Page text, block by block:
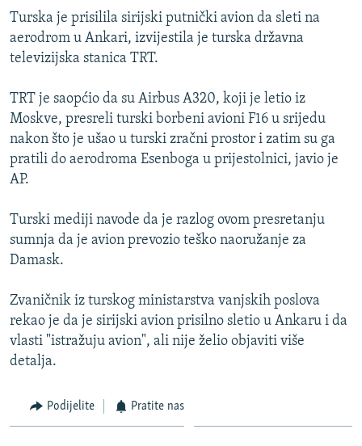
FOTOGALERIJE
INFOGRAFIKE
RAT U UKRAJINI
KINA NA BALKANU
ISPRIČAJ MI
DNEVNO@RSE
SPECIJALI RSE
GENOCID U SREBRENICI
POPLAVE I KLIZIŠTA U BIH 2024.
POST SCRIPTUM
MOJA EVROPA
TRI DECENIJE OD RATA U BIH
SVE KARTE DEJTONA
NASTANAK I RASPAD JUGOSLAVIJE
PRATITE NAS
Turska je prisilila sirijski putnički avion da sleti na
aerodrom u Ankari, izvijestila je turska državna
televizijska stanica TRT.
TRT je saopćio da su Airbus A320, koji je letio iz
Moskve, presreli turski borbeni avioni F16 u srijedu
nakon što je ušao u turski zračni prostor i zatim su ga
pratili do aerodroma Esenboga u prijestolnici, javio je
AP.
Turski mediji navode da je razlog ovom presretanju
sumnja da je avion prevozio teško naoružanje za
Damask.
Zvaničnik iz turskog ministarstva vanjskih poslova
rekao je da je sirijski avion prisilno sletio u Ankaru i da
vlasti "istražuju avion", ali nije želio objaviti više
detalja.
Podijelite Pratite nas